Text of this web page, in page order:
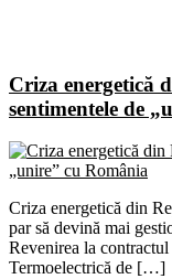
Criza energetică
sentimentele de
Criza energetică din
par să devină mai
Revenirea la
Termoelectrică de […]